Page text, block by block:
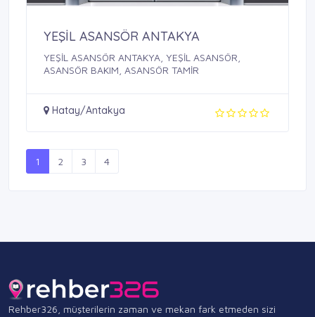
YEŞİL ASANSÖR ANTAKYA
YEŞİL ASANSÖR ANTAKYA, YEŞİL ASANSÖR,
ASANSÖR BAKIM, ASANSÖR TAMİR
Hatay/Antakya
1 2 3 4
Rehber326, müşterilerin zaman ve mekan fark etmeden sizi